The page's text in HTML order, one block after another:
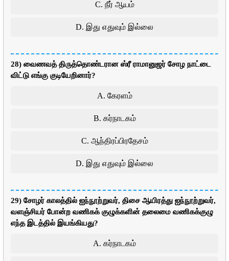
C. நீர் ஆயம்
D. இது எதுவும் இல்லை
28) வைணவத் திருத்தொண்டரான ஸ்ரீ ராமானுஜர் சோழ நாட்டை
விட்டு எங்கு குடியேறினார்?
A. கேரளம்
B. கர்நாடகம்
C. ஆந்திரப்பிரதேசம்
D. இது எதுவும் இல்லை
29) சோழர் காலத்தில் ஐந்நூற்றுவர், திசை ஆயிரத்து ஐந்நூற்றுவர்,
வளஞ்சியர் போன்ற வணிகக் குழுக்களின் தலைமை வணிகக்குழு
எந்த இடத்தில் இயங்கியது?
A. கர்நாடகம்